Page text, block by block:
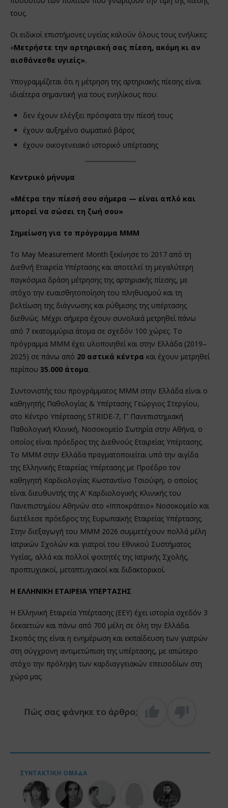
τους.
Οι ειδικοί επιστήμονες υγείας καλούν όλους τους ενήλικες:
«Μετρήστε την αρτηριακή σας πίεση, ακόμη κι αν
αισθάνεσθε υγιείς».
Υπογραμμίζεται ότι η μέτρηση της αρτηριακής πίεσης είναι
ιδιαίτερα σημαντική για τους ενηλίκους που:
δεν έχουν ελέγξει πρόσφατα την πίεσή τους
έχουν αυξημένο σωματικό βάρος
έχουν οικογενειακό ιστορικό υπέρτασης
Κεντρικό μήνυμα
«Μέτρα την πίεσή σου σήμερα — είναι απλό και
μπορεί να σώσει τη ζωή σου»
Σημείωση για το πρόγραμμα MMM
Το May Measurement Month ξεκίνησε το 2017 από τη
Διεθνή Εταιρεία Υπέρτασης και αποτελεί τη μεγαλύτερη
παγκόσμια δράση μέτρησης της αρτηριακής πίεσης, με
στόχο την ευαισθητοποίηση του πληθυσμού και τη
βελτίωση της διάγνωσης και ρύθμισης της υπέρτασης
διεθνώς. Μέχρι σήμερα έχουν συνολικά μετρηθεί πάνω
από 7 εκατομμύρια άτομα σε σχεδόν 100 χώρες. Το
πρόγραμμα MMM έχει υλοποιηθεί και στην Ελλάδα (2019–
2025) σε πάνω από 20 αστικά κέντρα και έχουν μετρηθεί
περίπου 35.000 άτομα.
Συντονιστής του προγράμματος ΜΜΜ στην Ελλάδα είναι ο
καθηγητής Παθολογίας & Υπέρτασης Γεώργιος Στεργίου,
στο Κέντρο Υπέρτασης STRIDE-7, Γ’ Πανεπιστημιακή
Παθολογική Κλινική, Νοσοκομείο Σωτηρία στην Αθήνα, ο
οποίος είναι πρόεδρος της Διεθνούς Εταιρείας Υπέρτασης.
Το ΜΜΜ στην Ελλάδα πραγματοποιείται υπό την αιγίδα
της Ελληνικής Εταιρείας Υπέρτασης με Προέδρο τον
καθηγητή Καρδιολογίας Κωσταντίνο Τσιούφη, ο οποίος
είναι διευθυντής της Α’ Καρδιολογικής Κλινικής του
Πανεπιστημίου Αθηνών στο «Ιπποκράτειο» Νοσοκομείο και
διετέλεσε πρόεδρος της Ευρωπαϊκής Εταιρείας Υπέρτασης.
Στην διεξαγωγή του ΜΜΜ 2026 συμμετέχουν πολλά μέλη
Ιατρικών Σχολών και γιατροί του Εθνικού Συστήματος
Υγείας, αλλά και πολλοί φοιτητές της Ιατρικής Σχολής,
προπτυχιακοί, μεταπτυχιακοί και διδακτορικοί.
Η ΕΛΛΗΝΙΚΗ ΕΤΑΙΡΕΙΑ ΥΠΕΡΤΑΣΗΣ
Η Ελληνική Εταιρεία Υπέρτασης (ΕΕΥ) έχει ιστορία σχεδόν 3
δεκαετιών και πάνω από 700 μέλη σε όλη την Ελλάδα.
Σκοπός της είναι η ενημέρωση και εκπαίδευση των γιατρών
στη σύγχρονη αντιμετώπιση της υπέρτασης, με απώτερο
στόχο την πρόληψη των καρδιαγγειακών επεισοδίων στη
χώρα μας.
Πώς σας φάνηκε το άρθρο;
ΣΥΝΤΑΚΤΙΚΉ ΟΜΆΔΑ